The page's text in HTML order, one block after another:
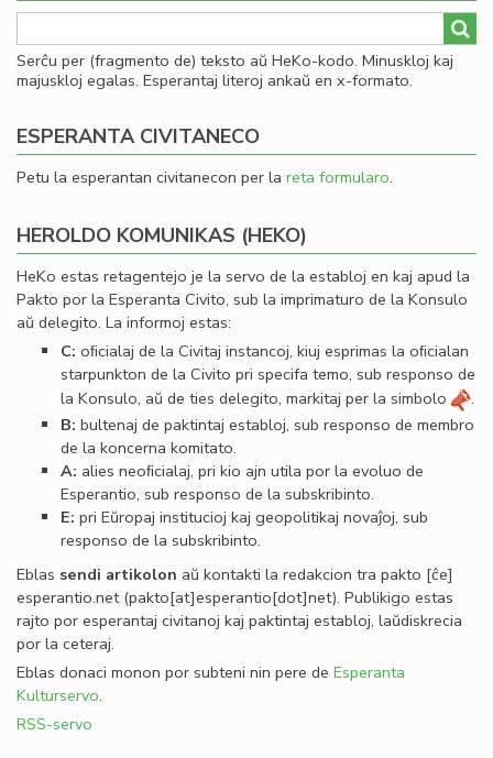
Serĉu per (fragmento de) teksto aŭ HeKo-kodo. Minuskloj kaj
majuskloj egalas. Esperantaj literoj ankaŭ en x-formato.
ESPERANTA CIVITANECO
Petu la esperantan civitanecon per la reta formularo.
HEROLDO KOMUNIKAS (HEKO)
HeKo estas retagentejo je la servo de la establoj en kaj apud la
Pakto por la Esperanta Civito, sub la imprimaturo de la Konsulo
aŭ delegito. La informoj estas:
C: oﬁcialaj de la Civitaj instancoj, kiuj esprimas la oﬁcialan
starpunkton de la Civito pri specifa temo, sub responso de
la Konsulo, aŭ de ties delegito, markitaj per la simbolo
.
B: bultenaj de paktintaj establoj, sub responso de membro
de la koncerna komitato.
A: alies neoﬁcialaj, pri kio ajn utila por la evoluo de
Esperantio, sub responso de la subskribinto.
E: pri Eŭropaj institucioj kaj geopolitikaj novaĵoj, sub
responso de la subskribinto.
Eblas sendi artikolon aŭ kontakti la redakcion tra pakto [ĉe]
esperantio.net(pakto[at]esperantio[dot]net). Publikigo estas
rajto por esperantaj civitanoj kaj paktintaj establoj, laŭdiskrecia
por la ceteraj.
Eblas donaci monon por subteni nin pere de Esperanta
Kulturservo.
RSS-servo